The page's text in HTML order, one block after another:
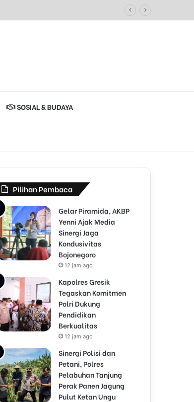
SOSIAL & BUDAYA
Pilihan Pembaca
Gelar Piramida, AKBP
Yenni Ajak Media
Sinergi Jaga
Kondusivitas
Bojonegoro
12 jam ago
Kapolres Gresik
Tegaskan Komitmen
Polri Dukung
Pendidikan
Berkualitas
12 jam ago
Sinergi Polisi dan
Petani, Polres
Pelabuhan Tanjung
Perak Panen Jagung
Pulut Ketan Ungu